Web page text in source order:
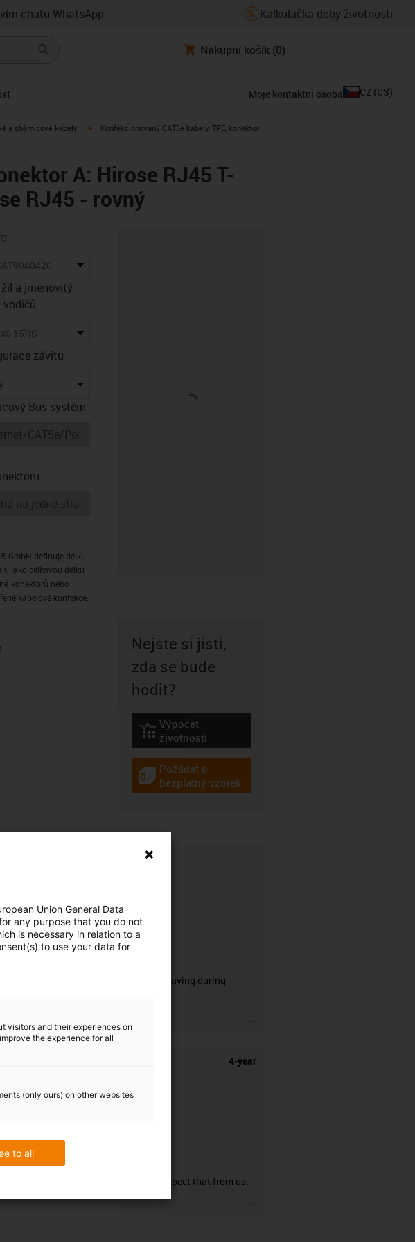
chatu WhatsApp Kalkulačka doby životnosti
Nákupní košík (0)
Moje kontaktní osoba CZ (CS)
a sběrnicové kabely igus-icon-arrow-right
Konfekcionovaný CAT5e kabely, TPE, konektor
A: Hirose RJ45 T-
RJ45 - rovný
icon-lieferzeit
a jmenovitý
vodičů
závitu
Bus systém
info
GmbH definuje délku
jako celkovou délku
konektorů nebo
kabelové konfekce.
Nejste si jisti,
zda se bude
hodit?
igus-icon-lebensdauerrechner
Výpočet
životnosti
igus-icon-gratismuster
Požádat o
bezplatný vzorek
50% time saving during
4-year
You can expect that from us.
Union General Data
any purpose that you do not
is necessary in relation to a
to use your data for
visitors and their experiences on
the experience for all
(only ours) on other websites
to all